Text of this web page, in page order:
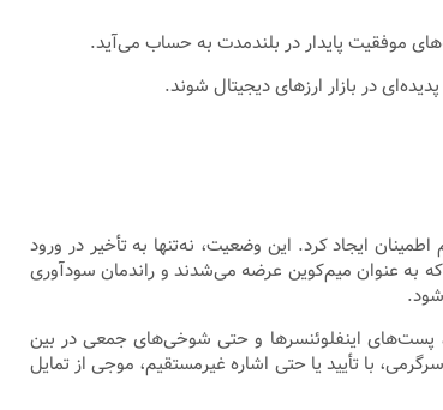
در بازار ارزهای دیجیتال شوند.
ایجاد کرد. این وضعیت، نه‌تنها به تأخیر در ورود
به عنوان میم‌کوین عرضه می‌شدند و راندمان سودآوری
پست‌های اینفلوئنسرها و حتی شوخی‌های جمعی در بین
با تأیید یا حتی اشاره غیرمستقیم، موجی از تمایل